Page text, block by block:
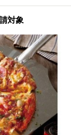
対象